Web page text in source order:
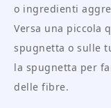
o ingredienti
Versa una piccola
spugnetta o sulle
la spugnetta per
delle fibre.